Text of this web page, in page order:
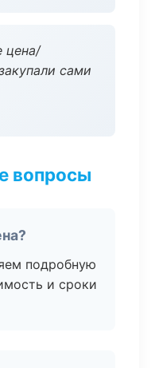
цена/
сами
вопросы
подробную
и сроки